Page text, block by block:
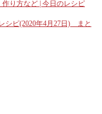
り方など | 今日のレシピ
シピ(2020年4月27日) まと